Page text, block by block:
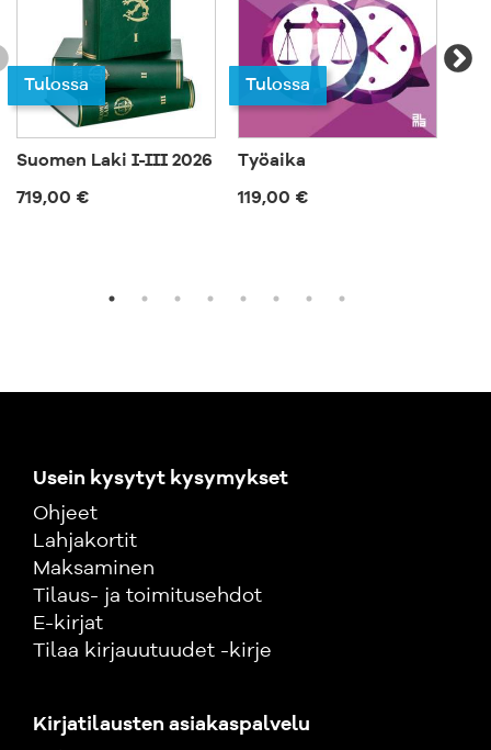
Tulossa
Suomen Laki I-III 2026
719,00 €
Tulossa
Työaika
119,00 €
Usein kysytyt kysymykset
Ohjeet
Lahjakortit
Maksaminen
Tilaus- ja toimitusehdot
E-kirjat
Tilaa kirjauutuudet -kirje
Kirjatilausten asiakaspalvelu